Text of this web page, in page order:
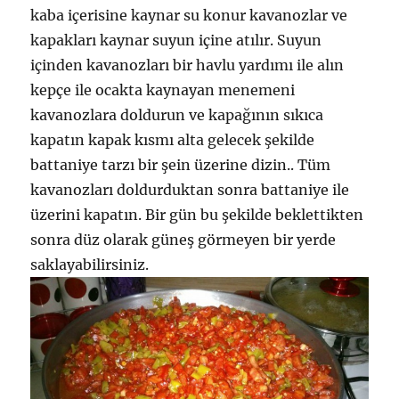
kaba içerisine kaynar su konur kavanozlar ve
kapakları kaynar suyun içine atılır. Suyun
içinden kavanozları bir havlu yardımı ile alın
kepçe ile ocakta kaynayan menemeni
kavanozlara doldurun ve kapağının sıkıca
kapatın kapak kısmı alta gelecek şekilde
battaniye tarzı bir şein üzerine dizin.. Tüm
kavanozları doldurduktan sonra battaniye ile
üzerini kapatın. Bir gün bu şekilde beklettikten
sonra düz olarak güneş görmeyen bir yerde
saklayabilirsiniz.